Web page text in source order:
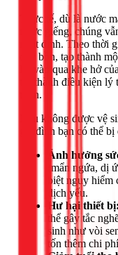
Thực tế, dù là nước
nước giếng, chúng
nhất định. Theo thời
đáy bồn, tạo thành
lọt vào qua khe hở
trở thành điều kiện
triển.
Nếu không được vệ
gia đình bạn có thể
Ảnh hưởng
(mẩn ngứa, dị
biệt nguy
dịch yếu.
Hư hại thiết bị:
thể gây tắc
sinh như vòi
tốn thêm chi